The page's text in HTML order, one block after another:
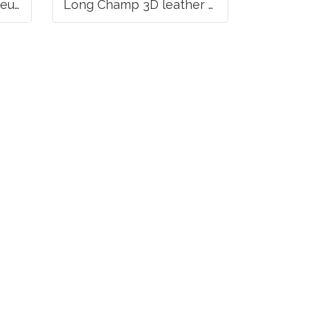
Long Champ La Voyageuse Bag Leather Long Champ 3D leather handbag